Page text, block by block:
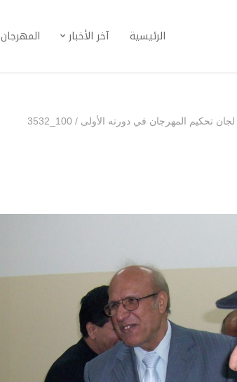
الرئيسية آخر الأخبار المهرجان
لجان تحكيم المهرجان في دورته الأولى /
100_3532